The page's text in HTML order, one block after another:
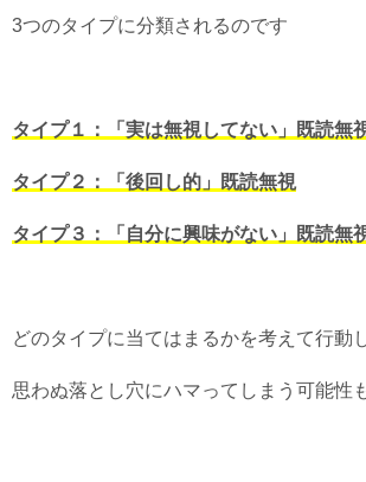
3つのタイプに分類されるのです
タイプ１：「実は無視してない」既読無
タイプ２：「後回し的」既読無視
タイプ３：「自分に興味がない」既読無
どのタイプに当てはまるかを考えて行動
思わぬ落とし穴にハマってしまう可能性